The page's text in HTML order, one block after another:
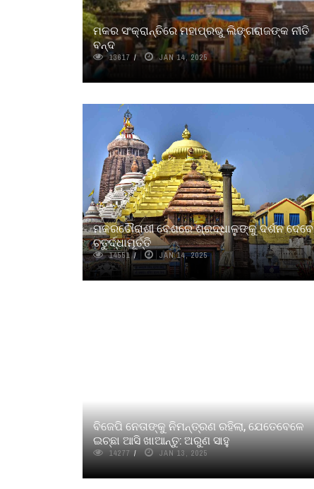
ମକର ସଂକ୍ରାନ୍ତିରେ ମହାପ୍ରଭୁ ଲିଙ୍ଗରାଜଙ୍କ ନୀତି
ବନ୍ଦ
13617 JAN 14, 2025
ମକରଚୌରାଶୀ ବେଶରେ ଶ୍ରଦ୍ଧାଳୁଙ୍କୁ ଦର୍ଶନ ଦେବେ
ଚତୁର୍ଦ୍ଧାମୂର୍ତ୍ତି
14551 JAN 14, 2025
ବିଜେପି ନେତାଙ୍କୁ ନିମନ୍ତ୍ରଣ ରହିଲା, ଯେତେବେଳେ
ଇଚ୍ଛା ଆସି ଖାଆନ୍ତୁ: ଅରୁଣ ସାହୁ
14277 JAN 13, 2025